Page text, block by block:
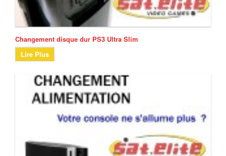
Changement disque dur PS3 Ultra Slim
Lire Plus